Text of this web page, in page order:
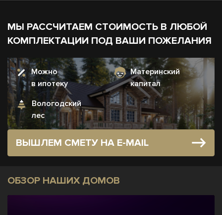
МЫ РАССЧИТАЕМ СТОИМОСТЬ В ЛЮБОЙ
КОМПЛЕКТАЦИИ ПОД ВАШИ ПОЖЕЛАНИЯ
Можно
в ипотеку
Материнский
капитал
Вологодский
лес
ВЫШЛЕМ СМЕТУ НА E-MAIL
ОБЗОР НАШИХ ДОМОВ